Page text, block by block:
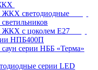
ЖКХ светодиодные
ЖКХ с цоколем Е27
НПБ400П
серии НББ «Терма»
серии LED